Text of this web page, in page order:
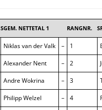
SGEM. NETTETAL 1 RANGNR.
Niklas van der Valk – 1
Alexander Nent – 2
Andre Wokrina – 3
Philipp Welzel – 4